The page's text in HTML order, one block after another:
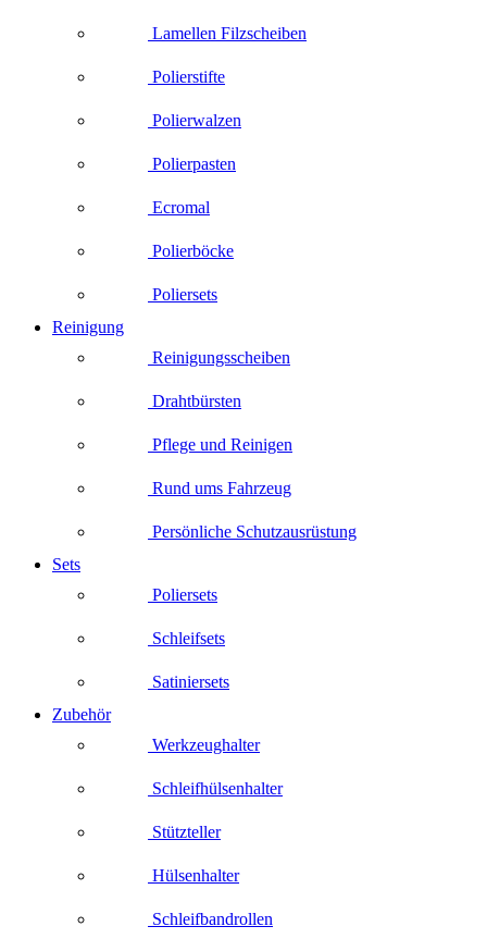
Lamellen Filzscheiben
Polierstifte
Polierwalzen
Polierpasten
Ecromal
Polierböcke
Poliersets
Reinigung
Reinigungsscheiben
Drahtbürsten
Pflege und Reinigen
Rund ums Fahrzeug
Persönliche Schutzausrüstung
Sets
Poliersets
Schleifsets
Satiniersets
Zubehör
Werkzeughalter
Schleifhülsenhalter
Stützteller
Hülsenhalter
Schleifbandrollen